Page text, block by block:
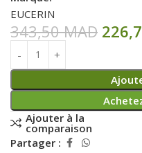
EUCERIN
343,50MAD
Ajouter à la
comparaison
Partager :